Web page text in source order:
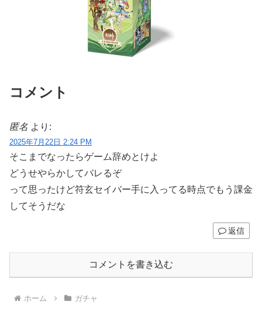
コメント
匿名 より:
2025年7月22日 2:24 PM
そこまでなったらゲーム辞めとけよ
どうせやらかしてバレるぞ
って思ったけど符玄セイバー手に入ってる時点でもう課金
してそうだな
返信
コメントを書き込む
ホーム ガチャ